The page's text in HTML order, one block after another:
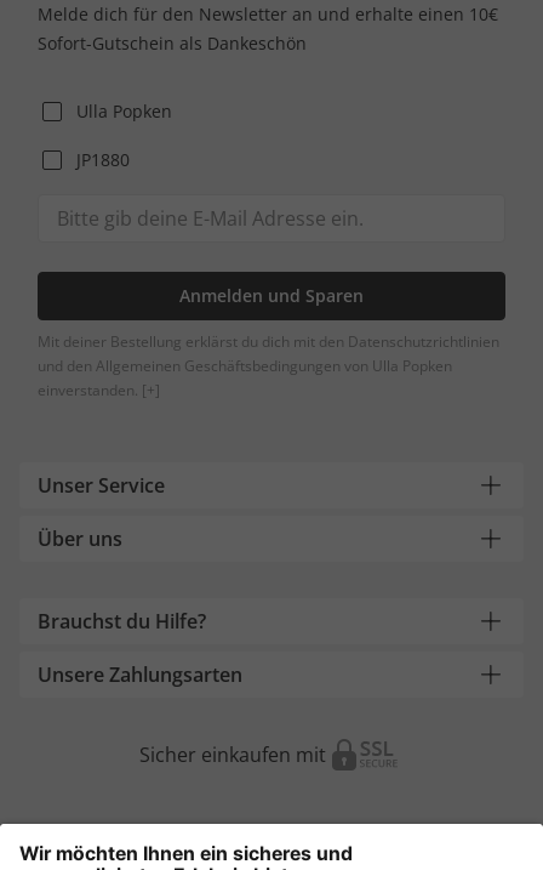
Melde dich für den Newsletter an und erhalte einen 10€
Sofort-Gutschein als Dankeschön
Ulla Popken
JP1880
Anmelden und Sparen
Mit deiner Bestellung erklärst du dich mit den Datenschutzrichtlinien
und den Allgemeinen Geschäftsbedingungen von Ulla Popken
einverstanden. [+]
Unser Service
Über uns
Brauchst du Hilfe?
Unsere Zahlungsarten
Sicher einkaufen mit
Weitere Onlineshops